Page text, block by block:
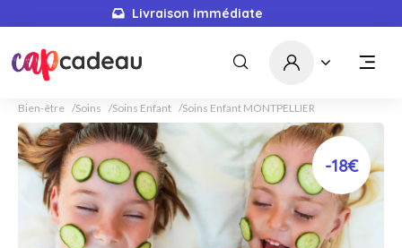
Livraison immédiate
Bien-être Soins Soins Enfant Soins Enfant MONTPELLIER
-18€